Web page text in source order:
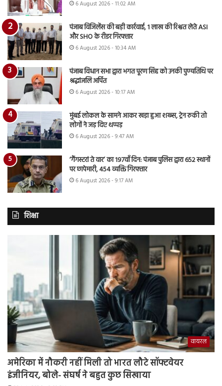
6 August 2026 - 11:02 AM
पंजाब विजिलेंस की बड़ी कार्रवाई, 1 लाख की रिश्वत लेते ASI
और SHO के रीडर गिरफ्तार
6 August 2026 - 10:34 AM
पंजाब विधान सभा द्वारा भगत पूरण सिंह को उनकी पुण्यतिथि पर
श्रद्धांजलि अर्पित
6 August 2026 - 10:17 AM
मुंबई लोकल के सामने आकर खड़ा हुआ शख्स, ट्रेन रुकी तो
लोगों ने जड़ दिए थप्पड़
6 August 2026 - 9:47 AM
‘गैंगस्टरां ते वार’ का 197वाँ दिन: पंजाब पुलिस द्वारा 652 स्थानों
पर छापेमारी, 454 व्यक्ति गिरफ्तार
6 August 2026 - 9:17 AM
शिक्षा
वायरल
अमेरिका में नौकरी नहीं मिली तो भारत लौटे सॉफ्टवेयर
इंजीनियर, बोले- संघर्ष ने बहुत कुछ सिखाया